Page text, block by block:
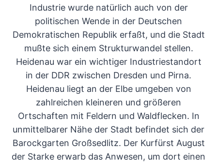
Industrie wurde natürlich auch von der
politischen Wende in der Deutschen
Demokratischen Republik erfaßt, und die Stadt
mußte sich einem Strukturwandel stellen.
Heidenau war ein wichtiger Industriestandort
in der DDR zwischen Dresden und Pirna.
Heidenau liegt an der Elbe umgeben von
zahlreichen kleineren und größeren
Ortschaften mit Feldern und Waldflecken. In
unmittelbarer Nähe der Stadt befindet sich der
Barockgarten Großsedlitz. Der Kurfürst August
der Starke erwarb das Anwesen, um dort einen